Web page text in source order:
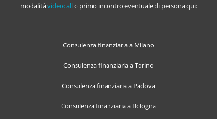
modalitàvideocallo primo incontro eventuale di persona qui:
Consulenza finanziaria a Milano
Consulenza finanziaria a Torino
Consulenza finanziaria a Padova
Consulenza finanziaria a Bologna